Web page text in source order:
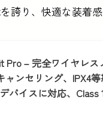
誇り、快適な装着
Pro – 完全ワイヤレ
ャンセリング、IPX4
バイスに対応、